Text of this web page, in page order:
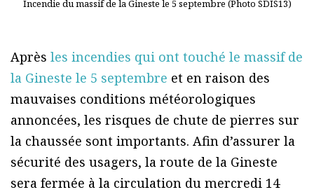
Incendie du massif de la Gineste le 5 septembre (Photo SDIS13)
Après les incendies qui ont touché le massif de
la Gineste le 5 septembre et en raison des
mauvaises conditions météorologiques
annoncées, les risques de chute de pierres sur
la chaussée sont importants. Afin d’assurer la
sécurité des usagers, la route de la Gineste
sera fermée à la circulation du mercredi 14